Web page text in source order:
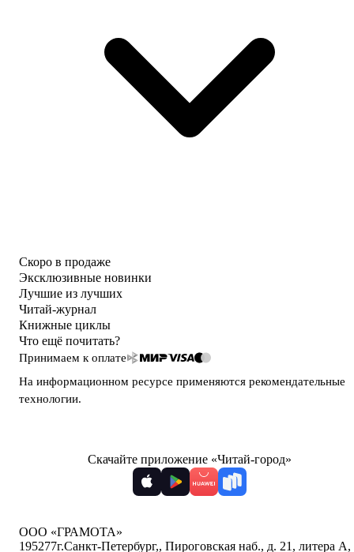
Скоро в продаже
Эксклюзивные новинки
Лучшие из лучших
Читай-журнал
Книжные циклы
Что ещё почитать?
Принимаем к оплате
На информационном ресурсе применяются рекомендательные
технологии.
Скачайте приложение «Читай-город»
ООО «ГРАМОТА»
195277г.Санкт-Петербург,, Пироговская наб., д. 21, литера А,